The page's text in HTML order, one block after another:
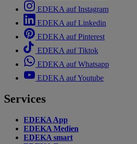
EDEKA auf Instagram
EDEKA auf Linkedin
EDEKA auf Pinterest
EDEKA auf Tiktok
EDEKA auf Whatsapp
EDEKA auf Youtube
Services
EDEKA App
EDEKA Medien
EDEKA smart